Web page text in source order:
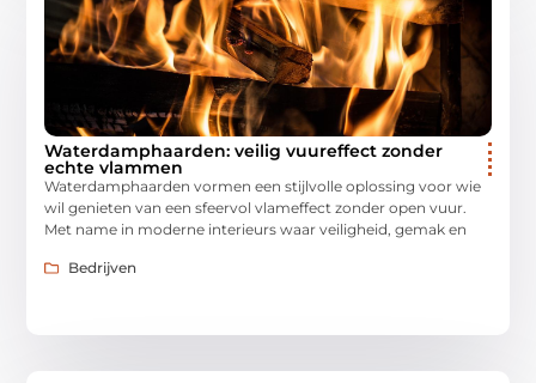
Waterdamphaarden: veilig vuureffect zonder
echte vlammen
Waterdamphaarden vormen een stijlvolle oplossing voor wie
wil genieten van een sfeervol vlameffect zonder open vuur.
Met name in moderne interieurs waar veiligheid, gemak en
Bedrijven